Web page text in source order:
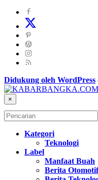
Didukung oleh WordPress
×
Kategori
Teknologi
Label
Manfaat Buah
Berita Otomotif